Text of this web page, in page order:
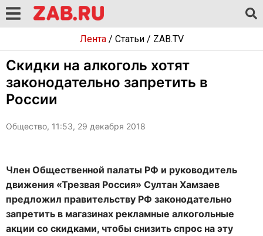
Лента/ Статьи/ ZAB.TV
Скидки на алкоголь хотят
законодательно запретить в
России
Общество, 11:53, 29 декабря 2018
Член Общественной палаты РФ и руководитель
движения «Трезвая Россия» Султан Хамзаев
предложил правительству РФ законодательно
запретить в магазинах рекламные алкогольные
акции со скидками, чтобы снизить спрос на эту